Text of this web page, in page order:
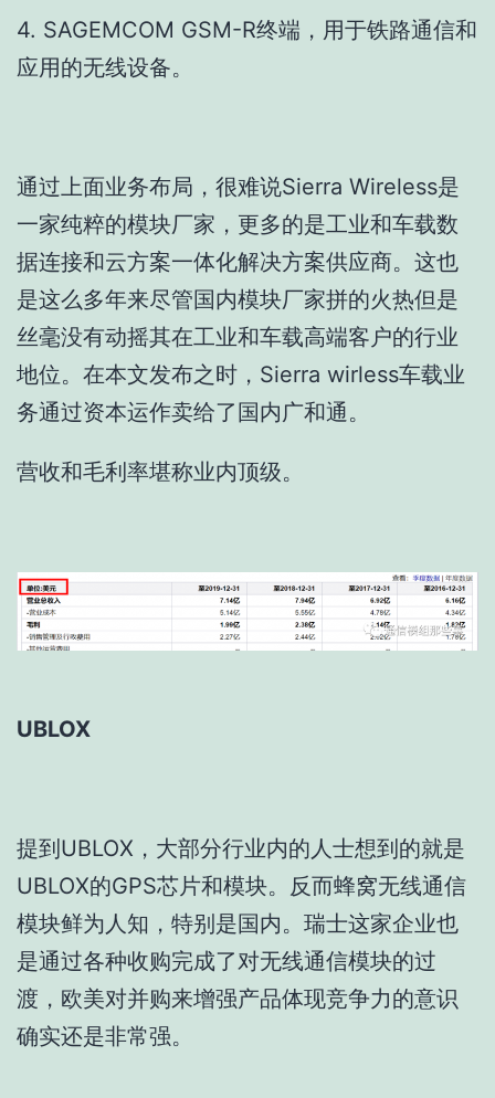
4. SAGEMCOM GSM-R终端，用于铁路通信和
应用的无线设备。
通过上面业务布局，很难说Sierra Wireless是
一家纯粹的模块厂家，更多的是工业和车载数
据连接和云方案一体化解决方案供应商。这也
是这么多年来尽管国内模块厂家拼的火热但是
丝毫没有动摇其在工业和车载高端客户的行业
地位。在本文发布之时，Sierra wirless车载业
务通过资本运作卖给了国内广和通。
营收和毛利率堪称业内顶级。
UBLOX
提到UBLOX，大部分行业内的人士想到的就是
UBLOX的GPS芯片和模块。反而蜂窝无线通信
模块鲜为人知，特别是国内。瑞士这家企业也
是通过各种收购完成了对无线通信模块的过
渡，欧美对并购来增强产品体现竞争力的意识
确实还是非常强。